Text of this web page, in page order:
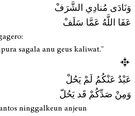
وَنَادَى مُنادِي الشَّرَفْ
عَفَا اللَّهُ عَمَّا سَلَفْ
sagala anu geus kaliwat."
عَبْدٌ عَنْكُمُ لَمْ يَحُلْ
وَمِنْ صَدِّكُمْ قَد يَحُلّ
ninggalkeun anjeun